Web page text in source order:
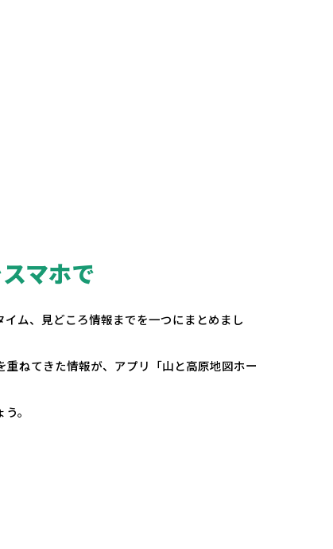
マホで
ム、見どころ情報までを一つにまとめまし
ねてきた情報が、アプリ「山と高原地図ホー
。